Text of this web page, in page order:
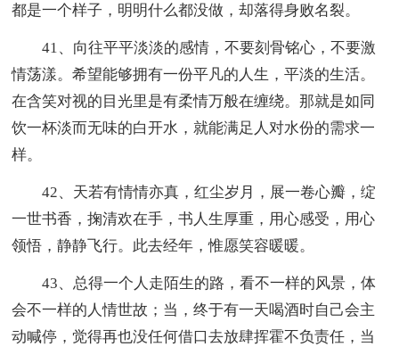
都是一个样子，明明什么都没做，却落得身败名裂。
41、向往平平淡淡的感情，不要刻骨铭心，不要激
情荡漾。希望能够拥有一份平凡的人生，平淡的生活。
在含笑对视的目光里是有柔情万般在缠绕。那就是如同
饮一杯淡而无味的白开水，就能满足人对水份的需求一
样。
42、天若有情情亦真，红尘岁月，展一卷心瓣，绽
一世书香，掬清欢在手，书人生厚重，用心感受，用心
领悟，静静飞行。此去经年，惟愿笑容暖暖。
43、总得一个人走陌生的路，看不一样的风景，体
会不一样的人情世故；当，终于有一天喝酒时自己会主
动喊停，觉得再也没任何借口去放肆挥霍不负责任，当